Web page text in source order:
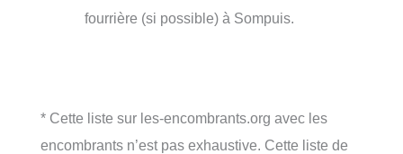
fourrière (si possible) à Sompuis.
* Cette liste sur les-encombrants.org avec les
encombrants n’est pas exhaustive. Cette liste de